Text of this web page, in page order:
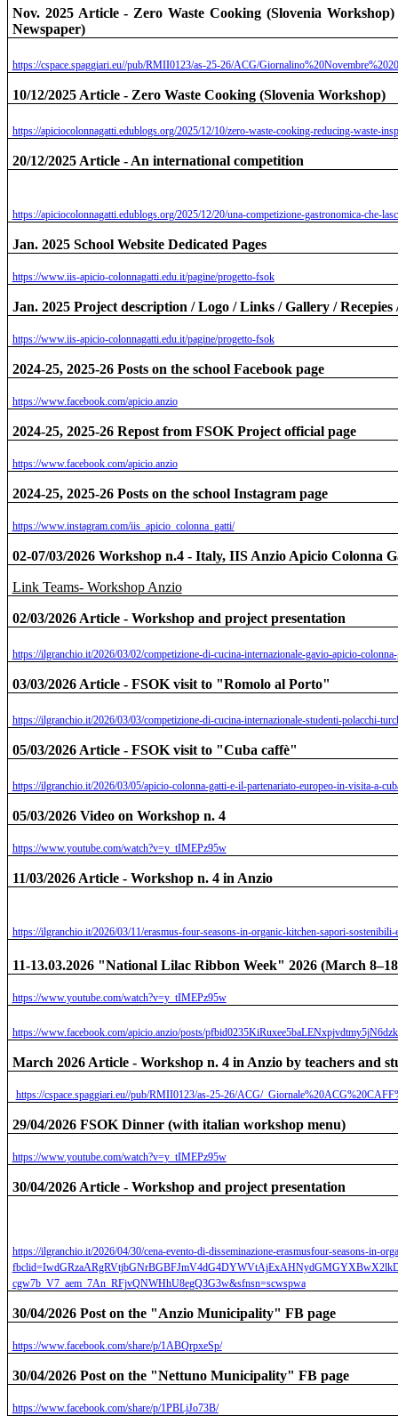
Nov. 2025 Article - Zero Waste Cooking (Slovenia
Newspaper)
https://cspace.spaggiari.eu//pub/RMII0123/as-25-26/ACG/
10/12/2025 Article - Zero Waste Cooking (Slovenia Workshop)
https://apiciocolonnagatti.edublogs.org/2025/12/10/zero-waste-cooking-reducing-waste-
20/12/2025 Article - An international competition
https://apiciocolonnagatti.edublogs.org/2025/12/20/una-competizione-gastronomica-che-
Jan. 2025 School Website Dedicated Pages
https://www.iis-apicio-colonnagatti.edu.it/pagine/progetto-fsok
Jan. 2025 Project description / Logo / Links / Gallery / Recepies
https://www.iis-apicio-colonnagatti.edu.it/pagine/progetto-fsok
2024-25, 2025-26 Posts on the school Facebook page
https://www.facebook.com/apicio.anzio
2024-25, 2025-26 Repost from FSOK Project official page
https://www.facebook.com/apicio.anzio
2024-25, 2025-26 Posts on the school Instagram page
https://www.instagram.com/iis_apicio_colonna_gatti/
02-07/03/2026 Workshop n.4 - Italy, IIS Anzio Apicio Colonna
Link Teams- Workshop Anzio
02/03/2026 Article - Workshop and project presentation
https://ilgranchio.it/2026/03/02/competizione-di-cucina-internazionale-gavio-apicio-
03/03/2026 Article - FSOK visit to "Romolo al Porto"
https://ilgranchio.it/2026/03/03/competizione-di-cucina-internazionale-studenti-polacchi-
05/03/2026 Article - FSOK visit to "Cuba caffè"
https://ilgranchio.it/2026/03/05/apicio-colonna-gatti-e-il-partenariato-europeo-in-visita-a-
05/03/2026 Video on Workshop n. 4
https://www.youtube.com/watch?v=y_tIMEPz95w
11/03/2026 Article - Workshop n. 4 in Anzio
https://ilgranchio.it/2026/03/11/erasmus-four-seasons-in-organic-kitchen-sapori-
11-13.03.2026 "National Lilac Ribbon Week" 2026 (March
https://www.youtube.com/watch?v=y_tIMEPz95w
https://www.facebook.com/apicio.anzio/posts/
March 2026 Article - Workshop n. 4 in Anzio by teachers and
https://cspace.spaggiari.eu//pub/RMII0123/as-25-26/ACG/
29/04/2026 FSOK Dinner (with italian workshop menu)
https://www.youtube.com/watch?v=y_tIMEPz95w
30/04/2026 Article - Workshop and project presentation
https://ilgranchio.it/2026/04/30/cena-evento-di-disseminazione-erasmusfour-seasons-in-
cgw7b_V7_aem_7An_RFjvQNWHhU8egQ3G3w&sfnsn=scwspwa
30/04/2026 Post on the "Anzio Municipality" FB page
https://www.facebook.com/share/p/1ABQrpxeSp/
30/04/2026 Post on the "Nettuno Municipality" FB page
https://www.facebook.com/share/p/1PBLjJo73B/